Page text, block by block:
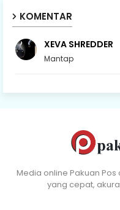
KOMENTAR
XEVA SHREDDER
Mantap
Media online Pakuan
yang cepat,